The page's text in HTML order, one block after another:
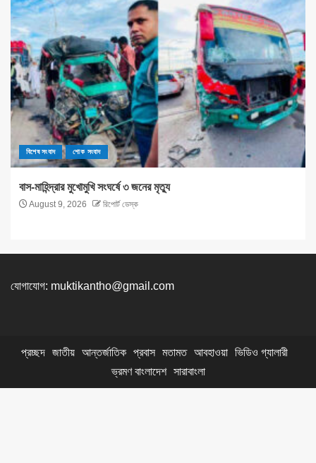
বিশেষ সংবাদ শোক সংবাদ
বাস-মাহিন্দ্রার মুখোমুখি সংঘর্ষে ৩ জনের মৃত্যু
August 9, 2026 রিপোর্ট ডেস্ক
যোগাযোগ: muktikantho@gmail.com
প্রচ্ছদ জাতীয় আন্তর্জাতিক প্রবাস মতামত আবহাওয়া ভিডিও গ্যালারী
ভ্রমণ বাংলাদেশ
সারাবাংলা